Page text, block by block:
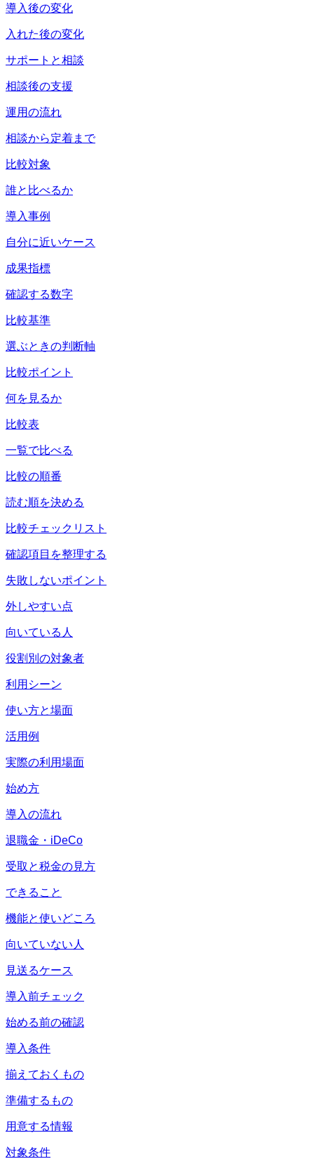
導入後の変化
入れた後の変化
サポートと相談
相談後の支援
運用の流れ
相談から定着まで
比較対象
誰と比べるか
導入事例
自分に近いケース
成果指標
確認する数字
比較基準
選ぶときの判断軸
比較ポイント
何を見るか
比較表
一覧で比べる
比較の順番
読む順を決める
比較チェックリスト
確認項目を整理する
失敗しないポイント
外しやすい点
向いている人
役割別の対象者
利用シーン
使い方と場面
活用例
実際の利用場面
始め方
導入の流れ
退職金・iDeCo
受取と税金の見方
できること
機能と使いどころ
向いていない人
見送るケース
導入前チェック
始める前の確認
導入条件
揃えておくもの
準備するもの
用意する情報
対象条件